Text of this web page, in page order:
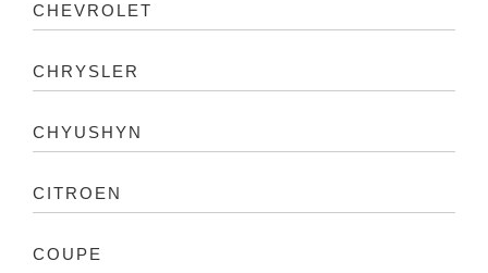
CHEVROLET
CHRYSLER
CHYUSHYN
CITROEN
COUPE